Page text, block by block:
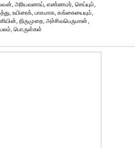
அரியவனாய், எண்ணமர், செய்யும்,
உயிரைக், பாகமாக, கங்கையையும்,
திருமுறை, அச்சிவபெருமான்,
பொருள்கள்